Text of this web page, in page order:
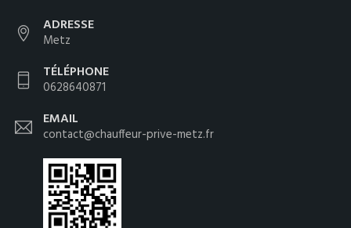
ADRESSE
Metz
TÉLÉPHONE
0628640871
EMAIL
contact@chauffeur-prive-metz.fr